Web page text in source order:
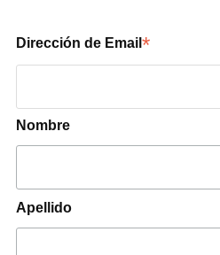
Dirección de Email*
Nombre
Apellido